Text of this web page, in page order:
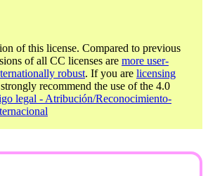
of this license. Compared to previous
of all CC licenses are more user-
robust. If you are licensing
recommend the use of the 4.0
legal - Atribución/Reconocimiento-